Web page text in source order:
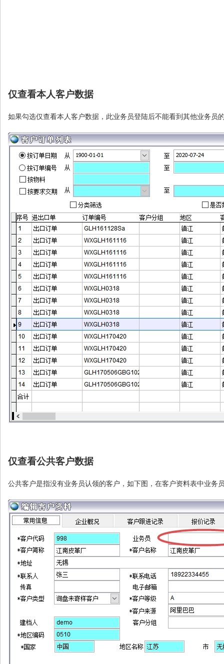
仅查看本人客户数据
如果勾选仅查看本人客户数据，此业务员登陆后不能看到其他业务
仅查看公共客户数据
公共客户是指没有业务员认领的客户，如下图，在客户资料表中业务